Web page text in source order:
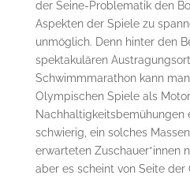
der Seine-Problematik den
Aspekten der Spiele zu
unmöglich. Denn hinter den
spektakulären
Schwimmmarathon kann
Olympischen Spiele als
Nachhaltigkeitsbemühungen
schwierig, ein solches
erwarteten Zuschauer*innen
aber es scheint von Seite